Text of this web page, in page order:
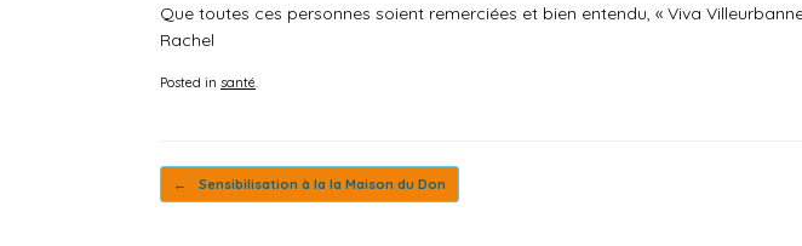
Que toutes ces personnes soient remerciées et bien entendu, « Viva
Rachel
Posted in santé.
Post navigation
← Sensibilisation à la la Maison du Don